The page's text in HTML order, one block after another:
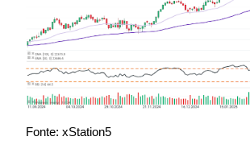
Fonte: xStation5